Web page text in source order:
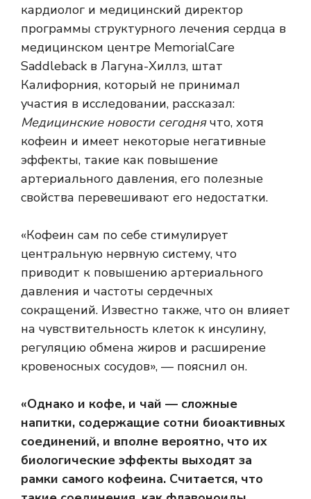
кардиолог и медицинский директор
программы структурного лечения сердца в
медицинском центре MemorialCare
Saddleback в Лагуна-Хиллз, штат
Калифорния, который не принимал
участия в исследовании, рассказал:
Медицинские новости сегоднячто, хотя
кофеин и имеет некоторые негативные
эффекты, такие как повышение
артериального давления, его полезные
свойства перевешивают его недостатки.
«Кофеин сам по себе стимулирует
центральную нервную систему, что
приводит к повышению артериального
давления и частоты сердечных
сокращений. Известно также, что он влияет
на чувствительность клеток к инсулину,
регуляцию обмена жиров и расширение
кровеносных сосудов», — пояснил он.
«Однако и кофе, и чай — сложные
напитки, содержащие сотни биоактивных
соединений, и вполне вероятно, что их
биологические эффекты выходят за
рамки самого кофеина. Считается, что